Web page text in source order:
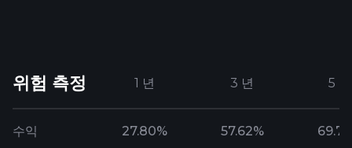
위험 측정 1 년 3 년 5 년
수익 27.80% 57.62%